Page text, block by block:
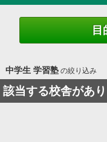
目
中学生 学習塾の絞り込み
該当する校舎があり